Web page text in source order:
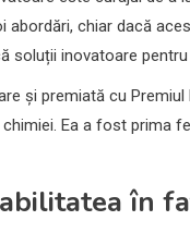
abordări, chiar dacă
soluții inovatoare
și premiată cu
Ea a fost prima
în